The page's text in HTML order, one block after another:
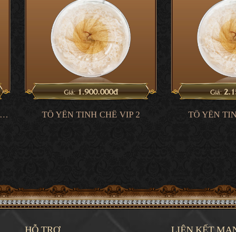
YẾN RÚT LÔNG NGUYÊN TỔ VIP
Giá:1.900.000đ
TỔ YẾN TINH CHẾ VIP 2
Giá:
TỔ YẾN
HỖ TRỢ LIÊN KẾT